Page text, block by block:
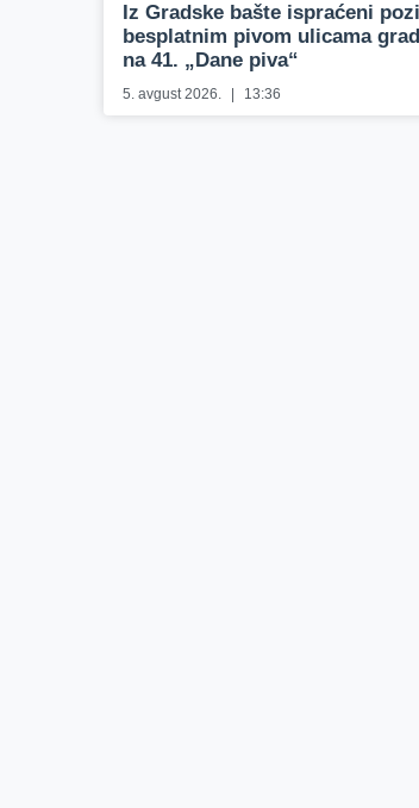
Iz Gradske bašte ispraćeni
besplatnim pivom ulicama
na 41. „Dane piva“
5. avgust 2026. 13:36